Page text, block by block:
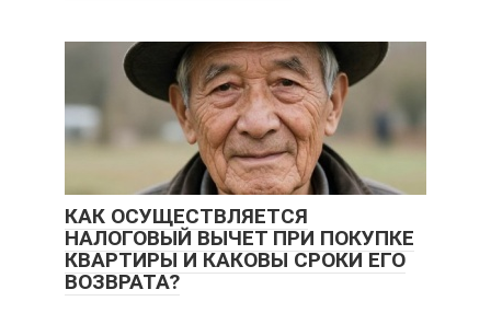
КАК ОСУЩЕСТВЛЯЕТСЯ
НАЛОГОВЫЙ ВЫЧЕТ ПРИ ПОКУПКЕ
КВАРТИРЫ И КАКОВЫ СРОКИ ЕГО
ВОЗВРАТА?